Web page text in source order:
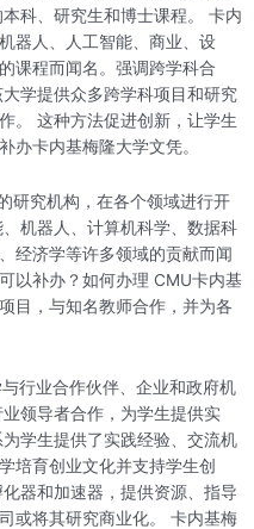
科、研究生和博士课程。 卡内
器人、人工智能、商业、设
课程而闻名。强调跨学科合
学提供众多跨学科项目和研究
。 这种方法促进创新，让学生
办卡内基梅隆大学文凭。
研究机构，在各个领域进行开
机器人、计算机科学、数据科
经济学等许多领域的贡献而闻
以补办？如何办理 CMU卡内基
目，与知名教师合作，并为各
行业合作伙伴、企业和政府机
领导者合作，为学生提供实
学生提供了实践经验、交流机
培育创业文化并支持学生创
器和加速器，提供资源、指导
或将其研究商业化。 卡内基梅